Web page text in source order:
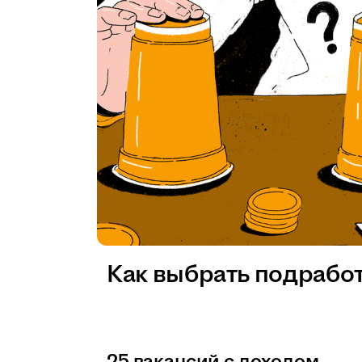
Как выбрать